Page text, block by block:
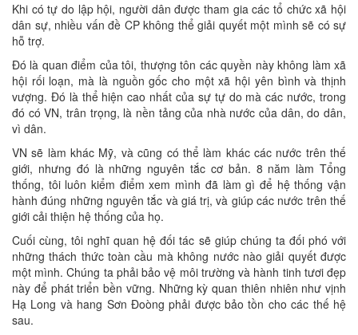
Khi có tự do lập hội, người dân được tham gia các tổ chức xã hội
dân sự, nhiều vấn đề CP không thể giải quyết một mình sẽ có sự
hỗ trợ.
Đó là quan điểm của tôi, thượng tôn các quyền này không làm xã
hội rối loạn, mà là nguồn gốc cho một xã hội yên bình và thịnh
vượng. Đó là thể hiện cao nhất của sự tự do mà các nước, trong
đó có VN, trân trọng, là nền tảng của nhà nước của dân, do dân,
vì dân.
VN sẽ làm khác Mỹ, và cũng có thể làm khác các nước trên thế
giới, nhưng đó là những nguyên tắc cơ bản. 8 năm làm Tổng
thống, tôi luôn kiểm điểm xem mình đã làm gì để hệ thống vận
hành đúng những nguyên tắc và giá trị, và giúp các nước trên thế
giới cải thiện hệ thống của họ.
Cuối cùng, tôi nghĩ quan hệ đối tác sẽ giúp chúng ta đối phó với
những thách thức toàn cầu mà không nước nào giải quyết được
một mình. Chúng ta phải bảo vệ môi trường và hành tinh tươi đẹp
này để phát triển bền vững. Những kỳ quan thiên nhiên như vịnh
Hạ Long và hang Sơn Đoòng phải được bảo tồn cho các thế hệ
sau.